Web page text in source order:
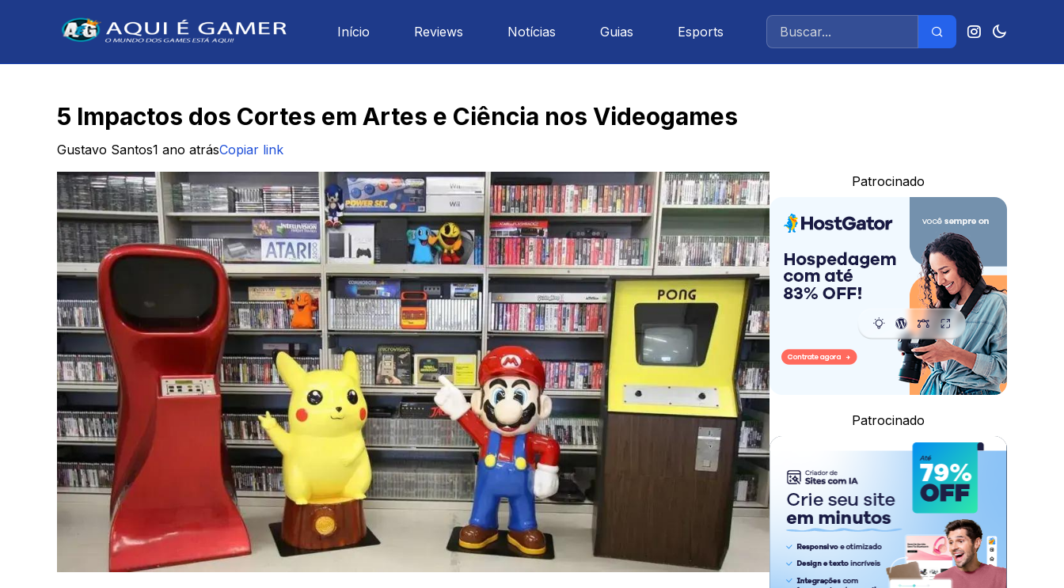
Início Reviews Notícias Guias Esports
5 Impactos dos Cortes em Artes e Ciência nos Videogames
Gustavo Santos1 ano atrásCopiar link
Patrocinado
Patrocinado